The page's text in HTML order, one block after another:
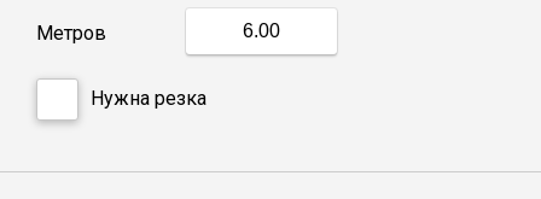
Полоса
Метров
Нужна резка